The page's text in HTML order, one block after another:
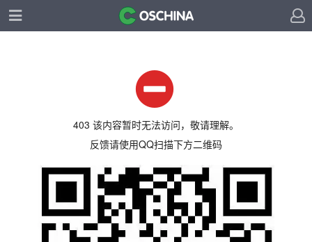
403 该内容暂时无法访问，敬请理解。
反馈请使用QQ扫描下方二维码